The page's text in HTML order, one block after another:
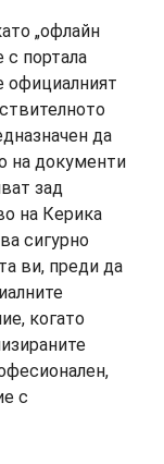
„офлайн
с портала
официалният
да
на документи
зад
на Керика
сигурно
ви, преди да
когато
с